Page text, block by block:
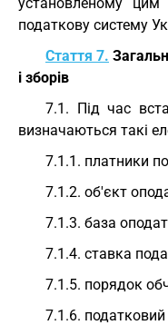
податкову систему
Стаття 7.
і зборів
7.1. Під час
визначаються такі
7.1.1. платники
7.1.2. об'єкт
7.1.3. база
7.1.4. ставка
7.1.5. порядок
7.1.6. податковий